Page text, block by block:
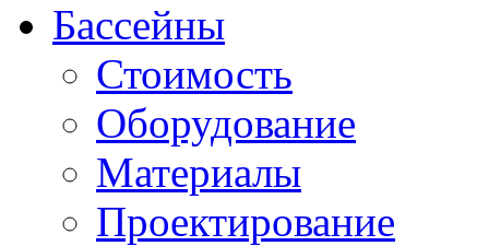
Бассейны
Стоимость
Оборудование
Материалы
Проектирование